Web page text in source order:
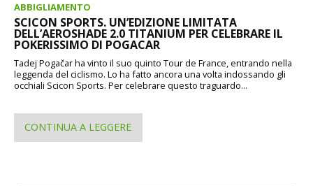
ABBIGLIAMENTO
SCICON SPORTS. UN’EDIZIONE LIMITATA
DELL’AEROSHADE 2.0 TITANIUM PER CELEBRARE IL
POKERISSIMO DI POGACAR
Tadej Pogačar ha vinto il suo quinto Tour de France, entrando nella
leggenda del ciclismo. Lo ha fatto ancora una volta indossando gli
occhiali Scicon Sports. Per celebrare questo traguardo...
CONTINUA A LEGGERE